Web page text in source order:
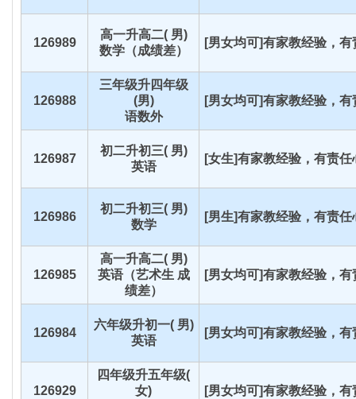
126989
高一升高二( 男)
数学（成绩差）
[男女均可]有家教经验，
126988
三年级升四年级
(男)
语数外
[男女均可]有家教经验，
126987
初二升初三( 男)
英语
[女生]有家教经验，有责任
126986
初二升初三( 男)
数学
[男生]有家教经验，有责任
126985
高一升高二( 男)
英语（艺术生 成
绩差）
[男女均可]有家教经验，
126984
六年级升初一( 男)
英语
[男女均可]有家教经验，
126929
四年级升五年级(
女)
[男女均可]有家教经验，